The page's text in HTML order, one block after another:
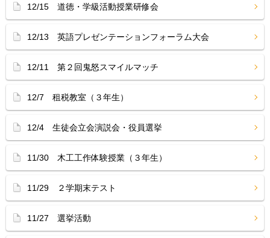
12/15 道徳・学級活動授業研修会
12/13 英語プレゼンテーションフォーラム大会
12/11 第２回鬼怒スマイルマッチ
12/7 租税教室（３年生）
12/4 生徒会立会演説会・役員選挙
11/30 木工工作体験授業（３年生）
11/29 ２学期末テスト
11/27 選挙活動